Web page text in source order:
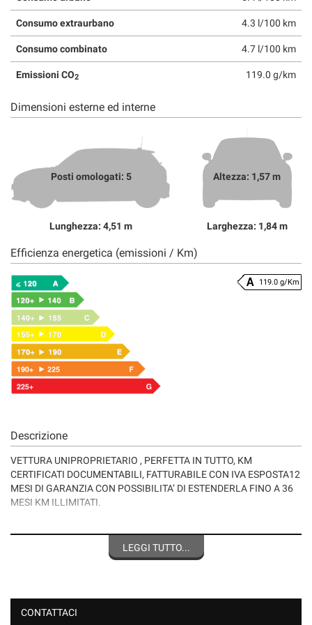
Consumo extraurbano 4.3 l/100 km
Consumo combinato 4.7 l/100 km
Emissioni CO2 119.0 g/km
Dimensioni esterne ed interne
Posti omologati: 5
Lunghezza: 4,51 m
Altezza: 1,57 m
Larghezza: 1,84 m
Efficienza energetica (emissioni / Km)
119.0 g/Km
Descrizione
VETTURA UNIPROPRIETARIO , PERFETTA IN TUTTO, KM
CERTIFICATI DOCUMENTABILI, FATTURABILE CON IVA ESPOSTA12
MESI DI GARANZIA CON POSSIBILITA’ DI ESTENDERLA FINO A 36
MESI KM ILLIMITATI.
ANNI,TUTTE LE NOSTRE VETTURE DISPONGONO DI LIBRETTO
SERVICE E DI CHILOMETRAGGIO CERTIFICATO ORIGINALE .
VALUTIAMO PERMUTE.
LEGGI TUTTO...
CONTATTACI